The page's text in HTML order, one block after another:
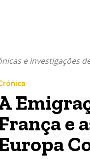
e investigações
e